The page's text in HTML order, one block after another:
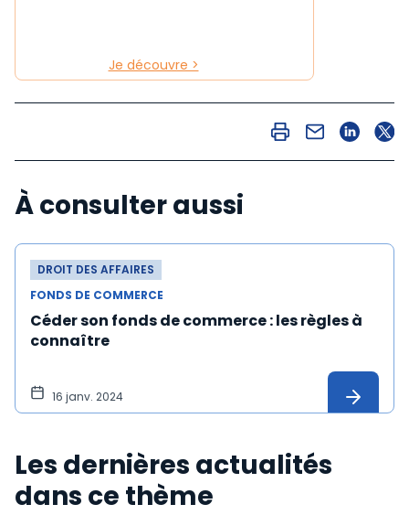
Je découvre >
À consulter aussi
DROIT DES AFFAIRES
FONDS DE COMMERCE
Céder son fonds de commerce : les règles à
connaître
16 janv. 2024
Les dernières actualités
dans ce thème